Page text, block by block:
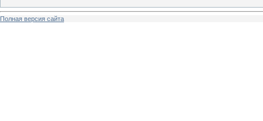
Полная версия сайта